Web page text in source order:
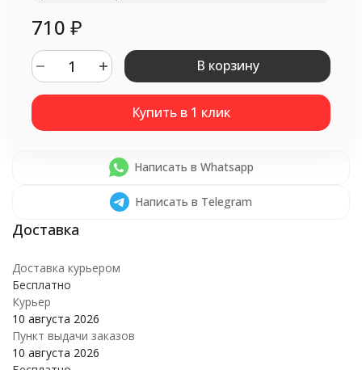
710 ₽
В корзину
Написать в Whatsapp
Написать в Telegram
Доставка курьером
Бесплатно
Курьер
10 августа 2026
Пункт выдачи заказов
10 августа 2026